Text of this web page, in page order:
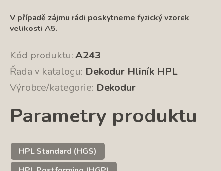
V případě zájmu rádi poskytneme fyzický vzorek
velikosti A5.
Kód produktu: A243
Řada v katalogu: Dekodur Hliník HPL
Výrobce/kategorie: Dekodur
Parametry produktu
HPL Standard (HGS)